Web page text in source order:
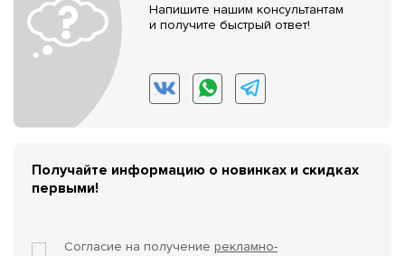
Напишите нашим консультантам
и получите быстрый ответ!
Получайте информацию о новинках и скидках
первыми!
Согласие на получение рекламно-